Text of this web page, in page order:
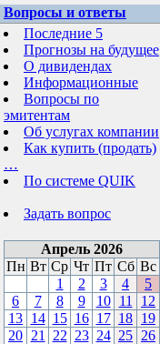
Вопросы и ответы
Последние 5
Прогнозы на будущее
О дивидендах
Информационные
Вопросы по
эмитентам
Об услугах компании
Как купить (продать)
…
По системе QUIK
Задать вопрос
Апрель 2026
Пн Вт Ср Чт Пт Сб Вс
1
2 3 4
5
6
7 8 9 10 11
12
13 14 15 16 17 18 19
20 21 22 23 24 25 26